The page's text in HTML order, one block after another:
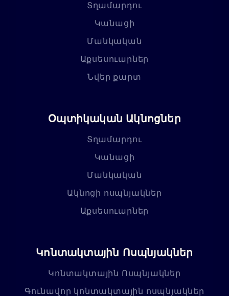
Տղամարդու
Կանացի
Մանկական
Աքսեսուարներ
Նվեր քարտ
Օպտիկական Ակնոցներ
Տղամարդու
Կանացի
Մանկական
Ակնոցի ոսպնյակներ
Աքսեսուարներ
Կոնտակտային Ոսպնյակներ
Կոնտակտային Ոսպնյակներ
Գունավոր կոնտակտային ոսպնյակներ